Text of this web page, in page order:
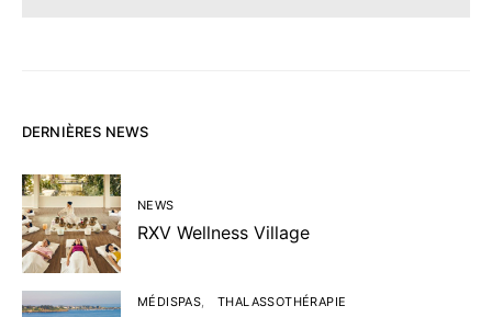
DERNIÈRES NEWS
NEWS
RXV Wellness Village
MÉDISPAS THALASSOTHÉRAPIE